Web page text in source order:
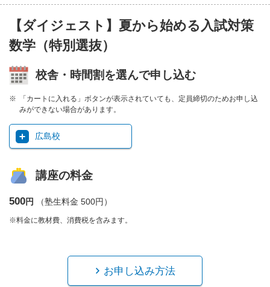
【ダイジェスト】夏から始める入試対策
数学（特別選抜）
校舎・時間割を選んで申し込む
「カートに入れる」ボタンが表示されていても、定員締切のためお申し込
みができない場合があります。
広島校
講座の料金
500円 （塾生料金 500円）
※料金に教材費、消費税を含みます。
お申し込み方法